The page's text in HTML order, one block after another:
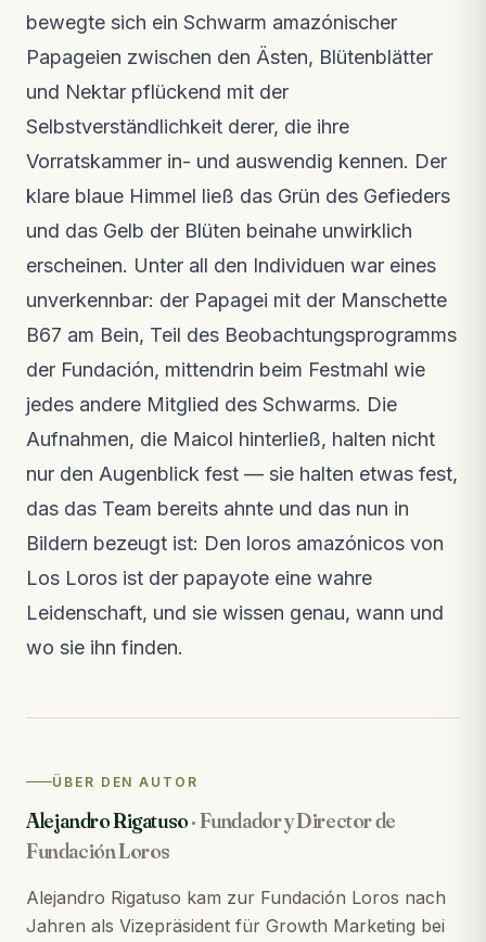
bewegte sich ein Schwarm amazónischer
Papageien zwischen den Ästen, Blütenblätter
und Nektar pflückend mit der
Selbstverständlichkeit derer, die ihre
Vorratskammer in- und auswendig kennen. Der
klare blaue Himmel ließ das Grün des Gefieders
und das Gelb der Blüten beinahe unwirklich
erscheinen. Unter all den Individuen war eines
unverkennbar: der Papagei mit der Manschette
B67 am Bein, Teil des Beobachtungsprogramms
der Fundación, mittendrin beim Festmahl wie
jedes andere Mitglied des Schwarms. Die
Aufnahmen, die Maicol hinterließ, halten nicht
nur den Augenblick fest — sie halten etwas fest,
das das Team bereits ahnte und das nun in
Bildern bezeugt ist: Den loros amazónicos von
Los Loros ist der papayote eine wahre
Leidenschaft, und sie wissen genau, wann und
wo sie ihn finden.
ÜBER DEN AUTOR
Alejandro Rigatuso·Fundador y Director de
Fundación Loros
Alejandro Rigatuso kam zur Fundación Loros nach
Jahren als Vizepräsident für Growth Marketing bei